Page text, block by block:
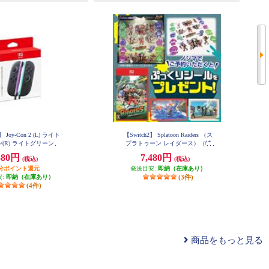
Joy-Con 2 (L) ライト
(R) ライトグリーン
円
(税込)
ポイント還元
: 即納（在庫あり）
(4件)
【Switch2】 Splatoon Raiders （ス
プラトゥーン レイダース）（特
くりシール 付き）
7,480円
(税込)
発送目安: 即納（在庫あり）
(3件)
商品をもっと見る